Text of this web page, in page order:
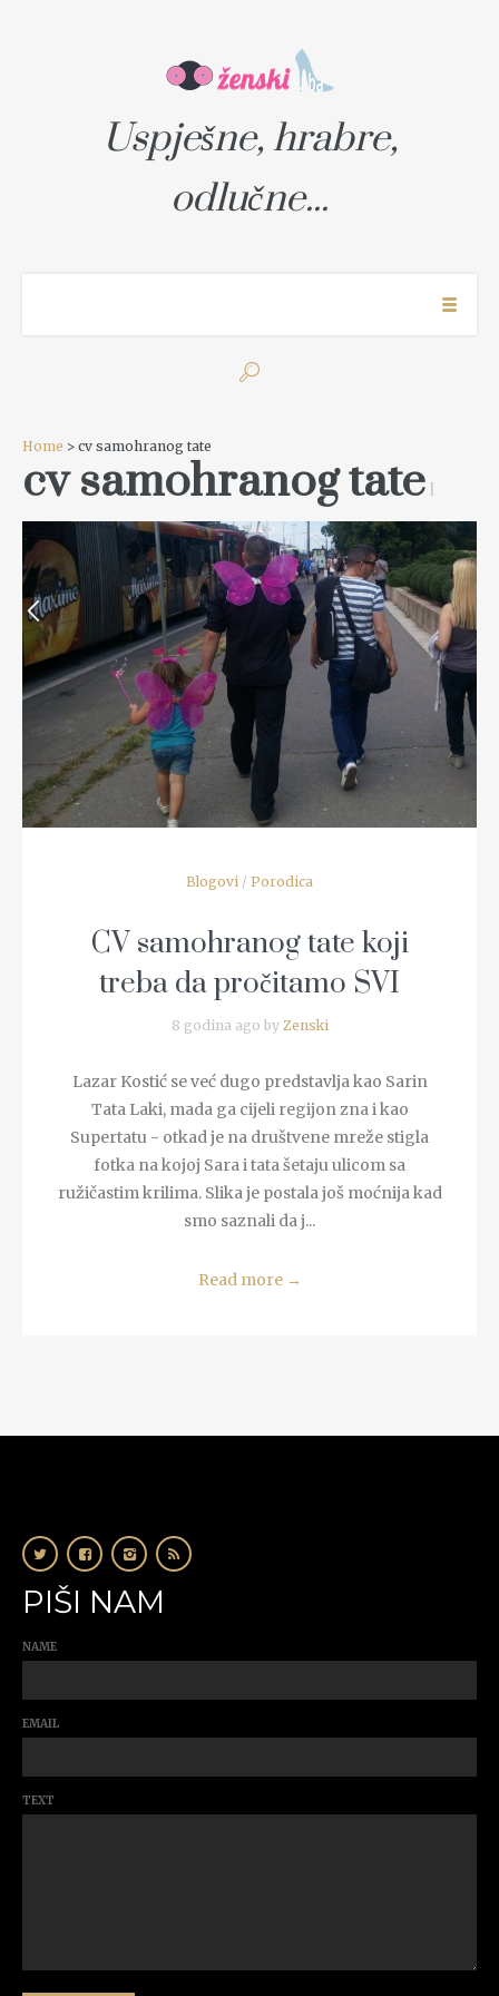
Uspješne, hrabre,
odlučne...
Home > cv samohranog tate
cv samohranog tate 1
READ MORE
Blogovi / Porodica
CV samohranog tate koji
treba da pročitamo SVI
8 godina ago by Zenski
Lazar Kostić se već dugo predstavlja kao Sarin
Tata Laki, mada ga cijeli regijon zna i kao
Supertatu - otkad je na društvene mreže stigla
fotka na kojoj Sara i tata šetaju ulicom sa
ružičastim krilima. Slika je postala još moćnija kad
smo saznali da j...
Read more →
PIŠI NAM
NAME
EMAIL
TEXT